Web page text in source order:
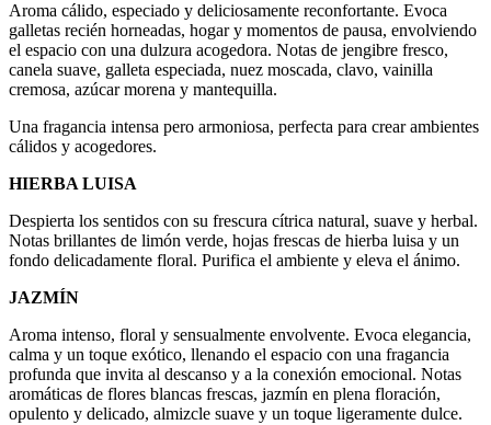
Aroma cálido, especiado y deliciosamente reconfortante. Evoca
galletas recién horneadas, hogar y momentos de pausa, envolviendo
el espacio con una dulzura acogedora. Notas de jengibre fresco,
canela suave, galleta especiada, nuez moscada, clavo, vainilla
cremosa, azúcar morena y mantequilla.
Una fragancia intensa pero armoniosa, perfecta para crear ambientes
cálidos y acogedores.
HIERBA LUISA
Despierta los sentidos con su frescura cítrica natural, suave y herbal.
Notas brillantes de limón verde, hojas frescas de hierba luisa y un
fondo delicadamente floral. Purifica el ambiente y eleva el ánimo.
JAZMÍN
Aroma intenso, floral y sensualmente envolvente. Evoca elegancia,
calma y un toque exótico, llenando el espacio con una fragancia
profunda que invita al descanso y a la conexión emocional. Notas
aromáticas de flores blancas frescas, jazmín en plena floración,
opulento y delicado, almizcle suave y un toque ligeramente dulce.